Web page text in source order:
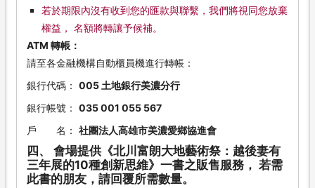
若於期限內沒有收到您的匯款與聯繫，我們將視同您放棄
權益， 名額將轉讓予候補。
ATM 轉帳：
請至各金融機構自動櫃員機進行轉帳：
銀行代碼： 005 土地銀行美濃分行
銀行帳號： 035 001 055 567
戶 名： 社團法人高雄市美濃愛鄉協進會
四、 會場提供《北川富朗大地藝術祭：越後妻有
三年展的10種創新思維》一書之販售服務， 若需
此書的朋友，請回覆所需數量。